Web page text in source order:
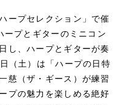
ープセレクション」で催
ープとギターのミニコン
し、ハープとギターが奏
（土）は「ハープの日特
慈（ザ・ギース）が練習
プの魅力を楽しめる絶好